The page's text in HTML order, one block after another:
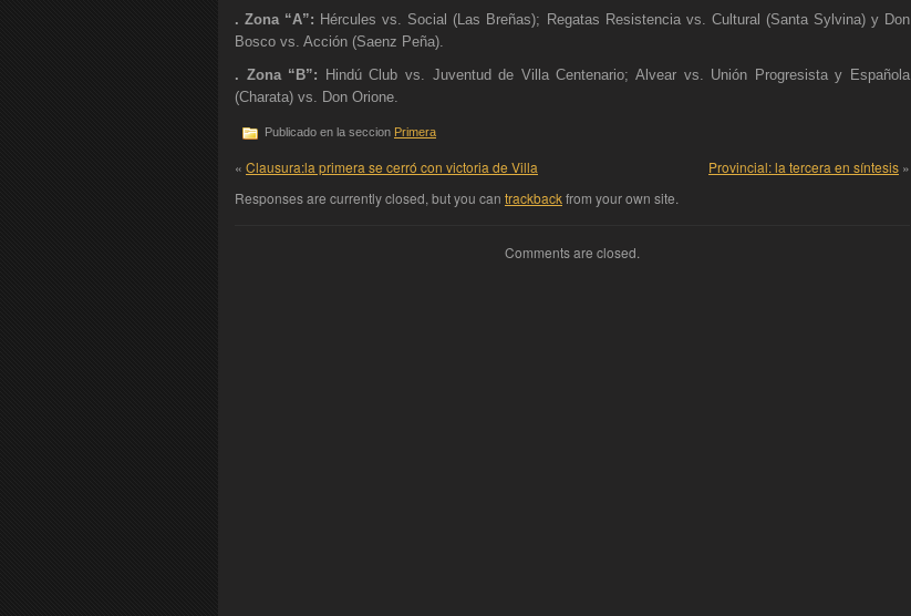
. Zona “A”: Hércules vs. Social (Las Breñas); Regatas Resistencia vs. Cultural (Santa Sylvina) y Don
Bosco vs. Acción (Saenz Peña).
. Zona “B”: Hindú Club vs. Juventud de Villa Centenario; Alvear vs. Unión Progresista y Española
(Charata) vs. Don Orione.
Publicado en la seccion Primera
« Clausura:la primera se cerró con victoria de Villa Provincial: la tercera en síntesis »
Responses are currently closed, but you can trackbackfrom your own site.
Comments are closed.